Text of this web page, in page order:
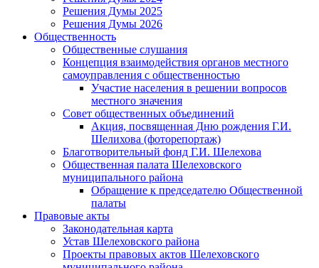
Решения Думы 2025
Решения Думы 2026
Общественность
Общественные слушания
Концепция взаимодействия органов местного
самоуправления с общественностью
Участие населения в решении вопросов
местного значения
Совет общественных объединений
Акция, посвященная Дню рождения Г.И.
Шелихова (фоторепортаж)
Благотворительный фонд Г.И. Шелехова
Общественная палата Шелеховского
муниципального района
Обращение к председателю Общественной
палаты
Правовые акты
Законодательная карта
Устав Шелеховского района
Проекты правовых актов Шелеховского